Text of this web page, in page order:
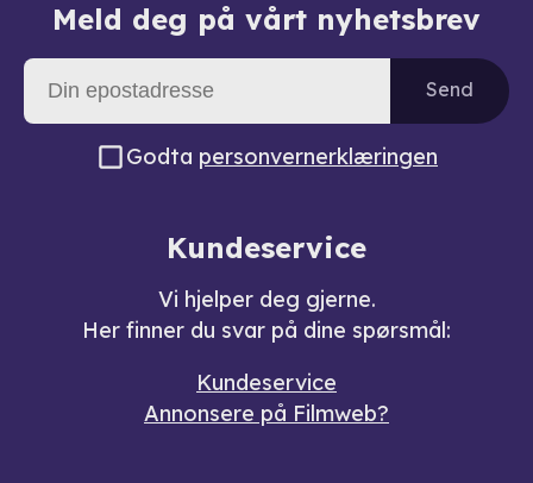
Meld deg på vårt nyhetsbrev
Send
Godta personvernerklæringen
Kundeservice
Vi hjelper deg gjerne.
Her finner du svar på dine spørsmål:
Kundeservice
Annonsere på Filmweb?